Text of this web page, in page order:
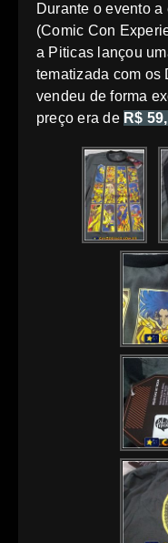
Durante o evento
(Comic Con
a Piticas lançou
tematizada com os
vendeu de forma
preço era de R$